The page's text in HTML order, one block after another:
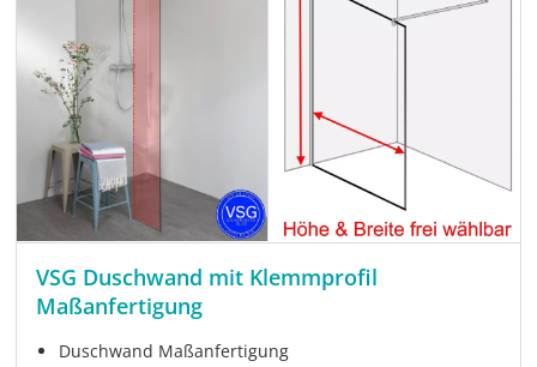
VSG Duschwand mit Klemmprofil
Maßanfertigung
Duschwand Maßanfertigung